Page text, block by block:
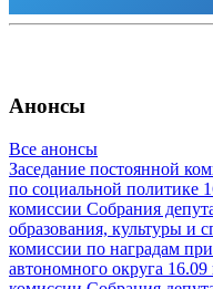
Анонсы
Все анонсы
Заседание постоянной
по социальной политике
комиссии Собрания
образования, культуры и
комиссии по наградам
автономного округа 16.09